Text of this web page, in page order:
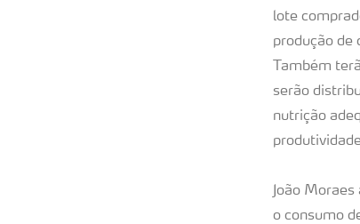
lote
produção de
Também
serão
nutrição
João
o consumo